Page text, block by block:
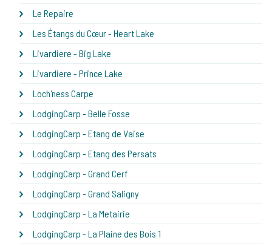
Le Repaire
Les Étangs du Cœur - Heart Lake
Livardiere - Big Lake
Livardiere - Prince Lake
Loch'ness Carpe
LodgingCarp - Belle Fosse
LodgingCarp - Etang de Vaise
LodgingCarp - Etang des Persats
LodgingCarp - Grand Cerf
LodgingCarp - Grand Saligny
LodgingCarp - La Metairie
LodgingCarp - La Plaine des Bois 1